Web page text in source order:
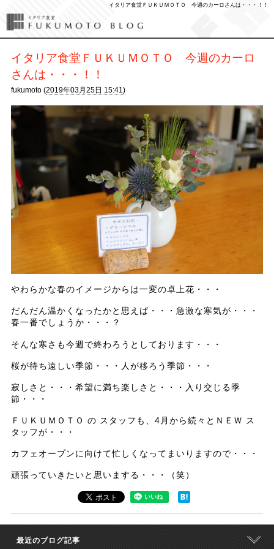
イタリア食堂ＦＵＫＵＭＯＴＯ 今週のカーロさんは・・・！！
イタリア食堂ＦＵＫＵＭＯＴＯ 今週のカーロ
さんは・・・！！
fukumoto (2019年03月25日 15:41)
やわらかな春のイメージからは一変の卓上花・・・
だんだん温かくなったかと思えば・・・急激な寒気が・・・
春一番でしょうか・・・？
そんな寒さも今週で終わろうとしております・・・
桜が待ち遠しい季節・・・人が移ろう季節・・・
寂しさと・・・希望に満ち楽しさと・・・入り交じる季
節・・・
ＦＵＫＵＭＯＴＯ の スタッフも、4月から続々とＮＥＷ ス
タッフが・・・
カフェオープンに向けて忙しくなってまいりますので・・・
頑張っていきたいと思いまする・・・（笑）
最近のブログ記事